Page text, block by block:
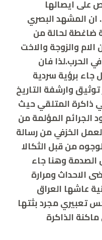
على ايصالها
ان المشهد البصري
ضاغطة لحالة من
والزوجة والاخت
الحرب.لذا فان
جاء برؤية سردية
توثيق وارشفة التاريخ
ذاكرة المتلقي حيث
المؤلمة من
الخزفي من رسالة
من قبل الثكالا
وهنا جاء
الاحداث ومرارة
عاشها العراق
تعبيري مجرد بثتها
الذاكرة